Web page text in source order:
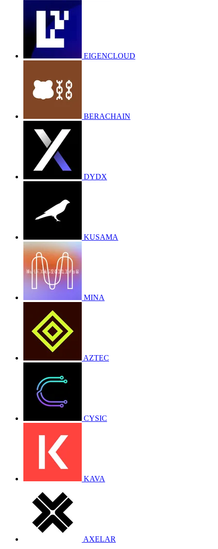
EIGENCLOUD
BERACHAIN
DYDX
KUSAMA
MINA
AZTEC
CYSIC
KAVA
AXELAR